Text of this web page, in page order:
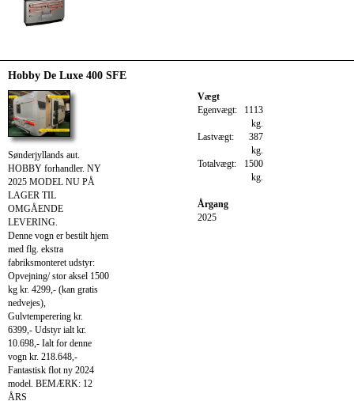
Hobby De Luxe 400 SFE
Sønderjyllands aut.
HOBBY forhandler. NY
2025 MODEL NU PÅ
LAGER TIL
OMGÅENDE
LEVERING.
Denne vogn er bestilt hjem
med flg. ekstra
fabriksmonteret udstyr:
Opvejning/ stor aksel 1500
kg kr. 4299,- (kan gratis
nedvejes),
Gulvtemperering kr.
6399,- Udstyr ialt kr.
10.698,- Ialt for denne
vogn kr. 218.648,-
Fantastisk flot ny 2024
model. BEMÆRK: 12
ÅRS
Vægt
Egenvægt: 1113
kg.
Lastvægt:
387
kg.
Totalvægt:
1500
kg.
Årgang
2025